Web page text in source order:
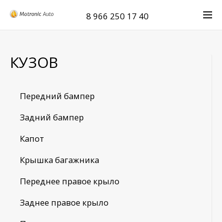
8 966 250 17 40
КУЗОВ
Передний бампер
Задний бампер
Капот
Крышка багажника
Переднее правое крыло
Заднее правое крыло